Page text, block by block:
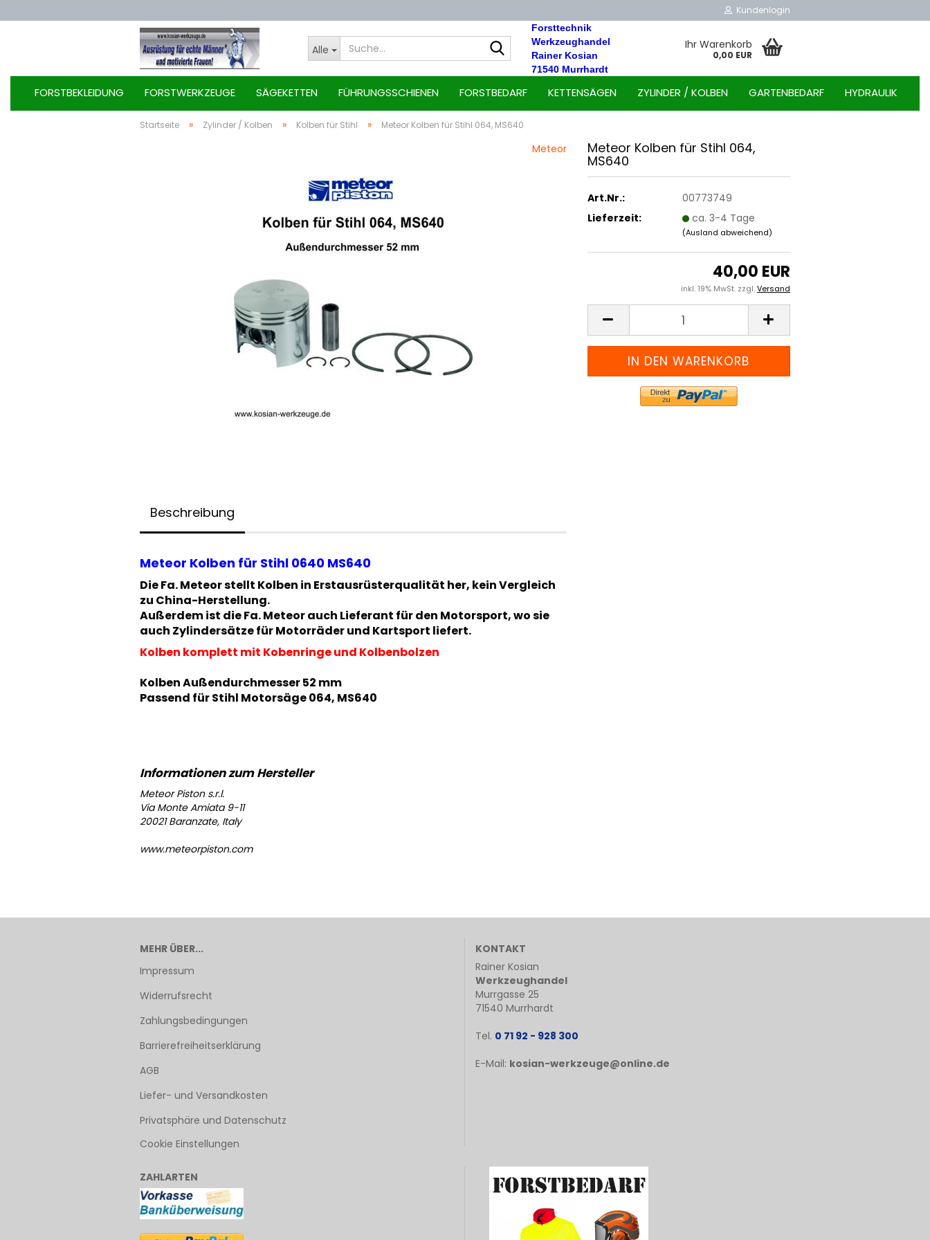
Kundenlogin
Alle
Suche...
Forsttechnik
Werkzeughandel
Rainer Kosian
71540 Murrhardt
Ihr Warenkorb
0,00 EUR
FORSTBEKLEIDUNG FORSTWERKZEUGE SÄGEKETTEN FÜHRUNGSSCHIENEN FORSTBEDARF KETTENSÄGEN ZYLINDER / KOLBEN GARTENBEDARF HYDRAULIK
Startseite » Zylinder / Kolben » Kolben für Stihl » Meteor Kolben für Stihl 064, MS640
Meteor Me­te­or Kol­ben für Stihl 064,
MS640
Art.Nr.:
00773749
Lieferzeit:
ca. 3-4 Tage
(Ausland abweichend)
40,00 EUR
inkl. 19% MwSt. zzgl.Versand
Beschreibung
Meteor Kolben für Stihl 0640 MS640
Die Fa. Meteor stellt Kolben in Erstausrüsterqualität her, kein Vergleich
zu China-Herstellung.
Außerdem ist die Fa. Meteor auch Lieferant für den Motorsport, wo sie
auch Zylindersätze für Motorräder und Kartsport liefert.
Kolben komplett mit Kobenringe und Kolbenbolzen
Kolben Außendurchmesser 52 mm
Passend für Stihl Motorsäge 064, MS640
Meteor Piston s.r.l.
Via Monte Amiata 9-11
20021 Baranzate, Italy
www.meteorpiston.com
MEHR ÜBER...
Impressum
Widerrufsrecht
Zahlungsbedingungen
Barrierefreiheitserklärung
AGB
Liefer- und Versandkosten
Privatsphäre und Datenschutz
Cookie Einstellungen
KONTAKT
Rainer Kosian
Werkzeughandel
Murrgasse 25
71540 Murrhardt
Tel. 0 71 92 - 928 300
E-Mail: kosian-werkzeuge@online.de
ZAHLARTEN